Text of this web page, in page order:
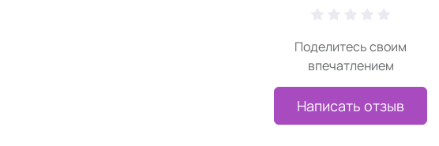
Поделитесь своим
впечатлением
Написать отзыв